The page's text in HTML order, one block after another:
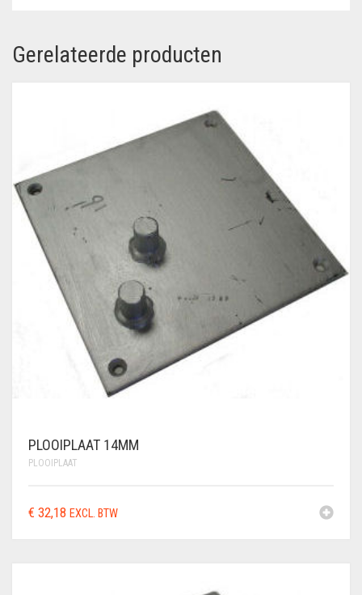
Gerelateerde producten
PLOOIPLAAT 14MM
PLOOIPLAAT
€ 32,18 EXCL. BTW